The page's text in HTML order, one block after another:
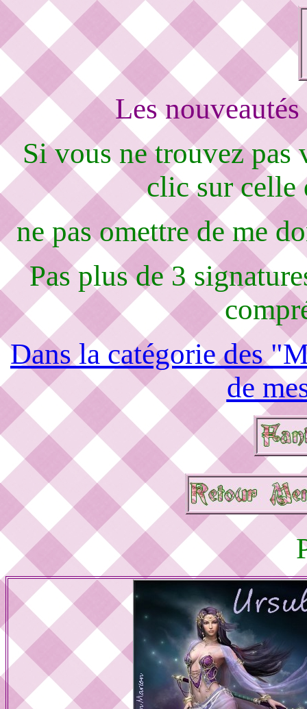
Les
Si vous ne trouvez pas
clic sur celle
ne pas omettre de me
Pas plus de 3
Dans la catégorie des
de